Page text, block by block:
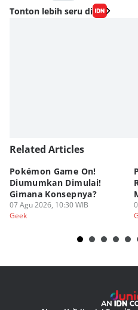
Editor
Fahrul Razi Uni Nurullah
Tonton lebih seru di
Related Articles
Pokémon Game On!
Diumumkan Dimulai!
Gimana Konsepnya?
07 Agu 2026, 10:30 WIB
Geek